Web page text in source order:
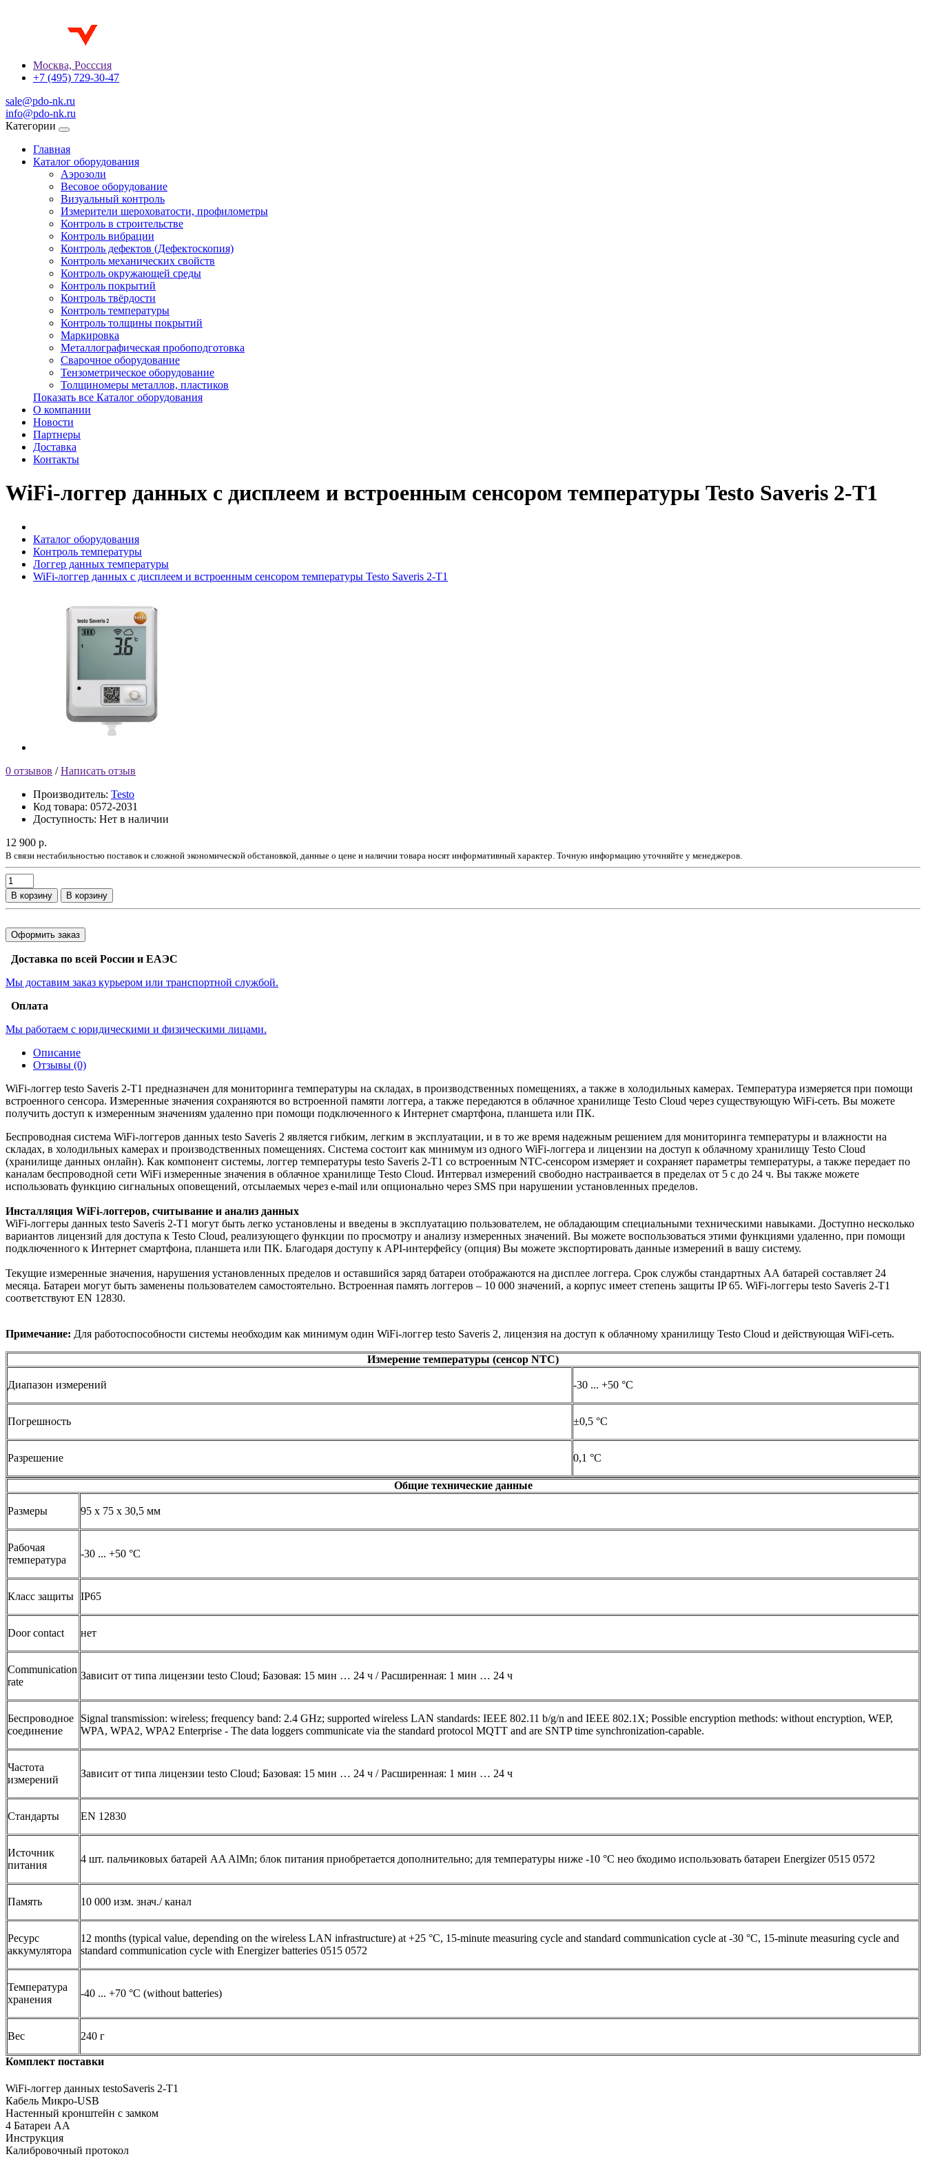
Москва, Росссия
+7 (495) 729-30-47
sale@pdo-nk.ru
info@pdo-nk.ru
Категории
Главная
Каталог оборудования
Аэрозоли
Весовое оборудование
Визуальный контроль
Измерители шероховатости, профилометры
Контроль в строительстве
Контроль вибрации
Контроль дефектов (Дефектоскопия)
Контроль механических свойств
Контроль окружающей среды
Контроль покрытий
Контроль твёрдости
Контроль температуры
Контроль толщины покрытий
Маркировка
Металлографическая пробоподготовка
Сварочное оборудование
Тензометрическое оборудование
Толщиномеры металлов, пластиков
Показать все Каталог оборудования
О компании
Новости
Партнеры
Доставка
Контакты
WiFi-логгер данных с дисплеем и встроенным сенсором температуры Testo Saveris 2-T1
Каталог оборудования
Контроль температуры
Логгер данных температуры
WiFi-логгер данных с дисплеем и встроенным сенсором температуры Testo Saveris 2-T1
0 отзывов /Написать отзыв
Производитель: Testo
Код товара: 0572-2031
Доступность: Нет в наличии
12 900 р.
В связи нестабильностью поставок и сложной экономической обстановкой, данные о цене и наличии товара носят информативный характер. Точную информацию уточняйте у менеджеров.
В корзину В корзину
Оформить заказ
Доставка по всей России и ЕАЭС
Мы доставим заказ курьером или транспортной службой.
Оплата
Мы работаем с юридическими и физическими лицами.
Описание
Отзывы (0)
WiFi-логгер testo Saveris 2-T1 предназначен для мониторинга температуры на складах, в производственных помещениях, а также в холодильных камерах. Температура измеряется при помощи
встроенного сенсора. Измеренные значения сохраняются во встроенной памяти логгера, а также передаются в облачное хранилище Testo Cloud через существующую WiFi-сеть. Вы можете
получить доступ к измеренным значениям удаленно при помощи подключенного к Интернет смартфона, планшета или ПК.
Беспроводная система WiFi-логгеров данных testo Saveris 2 является гибким, легким в эксплуатации, и в то же время надежным решением для мониторинга температуры и влажности на
складах, в холодильных камерах и производственных помещениях. Система состоит как минимум из одного WiFi-логгера и лицензии на доступ к облачному хранилищу Testo Cloud
(хранилище данных онлайн). Как компонент системы, логгер температуры testo Saveris 2-Т1 со встроенным NTC-сенсором измеряет и сохраняет параметры температуры, а также передает по
каналам беспроводной сети WiFi измеренные значения в облачное хранилище Testo Cloud. Интервал измерений свободно настраивается в пределах от 5 с до 24 ч. Вы также можете
использовать функцию сигнальных оповещений, отсылаемых через e-mail или опционально через SMS при нарушении установленных пределов.
Инсталляция WiFi-логгеров, считывание и анализ данных
WiFi-логгеры данных testo Saveris 2-Т1 могут быть легко установлены и введены в эксплуатацию пользователем, не обладающим специальными техническими навыками. Доступно несколько
вариантов лицензий для доступа к Testo Cloud, реализующего функции по просмотру и анализу измеренных значений. Вы можете воспользоваться этими функциями удаленно, при помощи
подключенного к Интернет смартфона, планшета или ПК. Благодаря доступу к API-интерфейсу (опция) Вы можете экспортировать данные измерений в вашу систему.
Текущие измеренные значения, нарушения установленных пределов и оставшийся заряд батареи отображаются на дисплее логгера. Срок службы стандартных АА батарей составляет 24
месяца. Батареи могут быть заменены пользователем самостоятельно. Встроенная память логгеров – 10 000 значений, а корпус имеет степень защиты IP 65. WiFi-логгеры testo Saveris 2-Т1
соответствуют EN 12830.
Примечание: Для работоспособности системы необходим как минимум один WiFi-логгер testo Saveris 2, лицензия на доступ к облачному хранилищу Testo Cloud и действующая WiFi-сеть.
Измерение температуры (сенсор NTC)
Диапазон измерений -30 ... +50 °C
Погрешность ±0,5 °C
Разрешение 0,1 °C
Общие технические данные
Размеры 95 x 75 x 30,5 мм
Рабочая
температура
-30 ... +50 °C
Класс защиты IP65
Door contact нет
Communication
rate
Зависит от типа лицензии testo Cloud; Базовая: 15 мин … 24 ч / Расширенная: 1 мин … 24 ч
Беспроводное
соединение
Signal transmission: wireless; frequency band: 2.4 GHz; supported wireless LAN standards: IEEE 802.11 b/g/n and IEEE 802.1X; Possible encryption methods: without encryption, WEP,
WPA, WPA2, WPA2 Enterprise - The data loggers communicate via the standard protocol MQTT and are SNTP time synchronization-capable.
Частота
измерений
Зависит от типа лицензии testo Cloud; Базовая: 15 мин … 24 ч / Расширенная: 1 мин … 24 ч
Стандарты EN 12830
Источник
питания
4 шт. пальчиковых батарей AA AlMn; блок питания приобретается дополнительно; для температуры ниже -10 °C нео бходимо использовать батареи Energizer 0515 0572
Память 10 000 изм. знач./ канал
Ресурс
аккумулятора
12 months (typical value, depending on the wireless LAN infrastructure) at +25 °C, 15-minute measuring cycle and standard communication cycle at -30 °C, 15-minute measuring cycle and
standard communication cycle with Energizer batteries 0515 0572
Температура
хранения
-40 ... +70 °C (without batteries)
Вес 240 г
Комплект поставки
WiFi-логгер данных testoSaveris 2-Т1
Кабель Микро-USB
Настенный кронштейн с замком
4 Батареи АА
Инструкция
Калибровочный протокол